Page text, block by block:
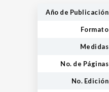
Año de Publicación
Formato
Medidas
No. de Páginas
No. Edición